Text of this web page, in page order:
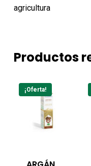
agricultura
Productos
¡Oferta!